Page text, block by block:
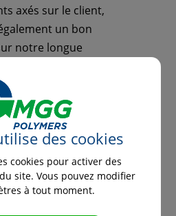
axés sur le client,
un bon
notre longue
est obtenir les
pour vos
besoin d'une
ou d'autres
des cookies
cookies pour activer des
site. Vous pouvez modifier
à tout moment.